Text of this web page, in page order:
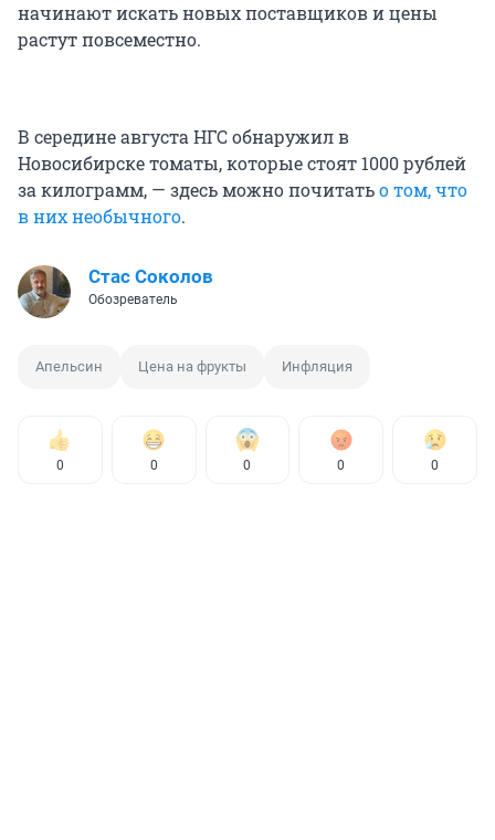
начинают искать новых поставщиков и цены
растут повсеместно.
В середине августа НГС обнаружил в
Новосибирске томаты, которые стоят 1000 рублей
за килограмм, — здесь можно почитатьо том, что
в них необычного.
Стас Соколов
Обозреватель
Апельсин Цена на фрукты Инфляция
0 0 0 0 0